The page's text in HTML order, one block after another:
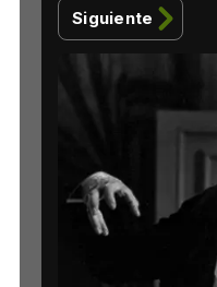
Siguiente